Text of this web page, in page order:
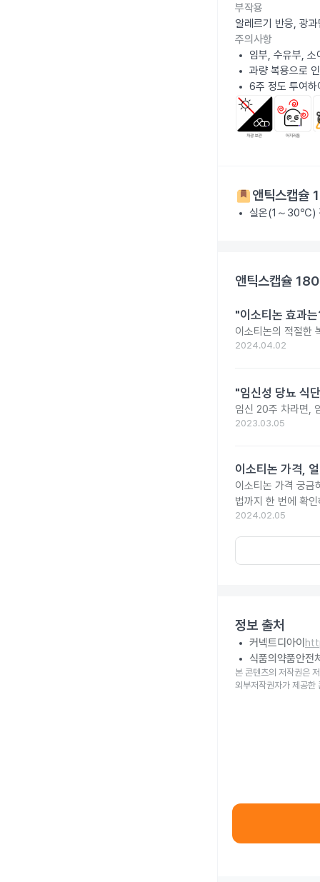
부작용
알레르기 반응, 광
주의사항
임부, 수유부,
과량 복용으로
6주 정도 투여하
앤틱스캡슐
실온(1～30℃)
앤틱스캡슐
"이소티논 효과
이소티논의 적절한
2024.04.02
"임신성 당뇨 식
임신 20주 차라면,
2023.03.05
이소티논 가격,
이소티논 가격 궁금
법까지 한 번에 확
2024.02.05
정보 출처
커넥트디아이
식품의약품안전
본 콘텐츠의 저작권은
외부저작권자가 제공한